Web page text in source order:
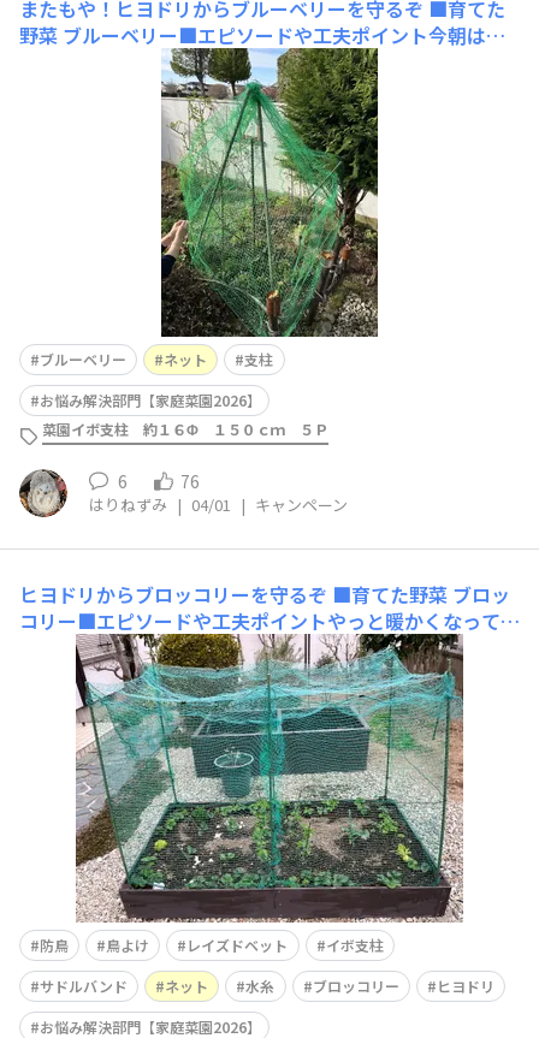
またもや！ヒヨドリからブルーベリーを守るぞ ■育てた
野菜 ブルーベリー■エピソードや工夫ポイント今朝は雨
が上がり爽やかな朝でした。ヒヨドリの嬉しそうな声が聞
こえるなと庭を見ると、なんということでしょう、ヒヨド
リが膨らみだしたばかりのブルーベリーの花を食べていま
した。私に気付いて飛び去る時には蕾をくわえているよう
に見えました。その早業
ブルーベリー ネット
支柱
お悩み解決部門【家庭菜園2026】
菜園イボ支柱 約１６Φ １５０ｃｍ ５Ｐ
6 76
はりねずみ | 04/01 | キャンペーン
ヒヨドリからブロッコリーを守るぞ ■育てた野菜 ブロッ
コリー■エピソードや工夫ポイントやっと暖かくなってき
て苗も出回りだし今年も家庭菜園始動しました。レイズド
ベットにブロッコリー,スナップエンドウ、初挑戦のそら
豆、イタリアンパセリ、リーフレタスの種まきを終了。大
満足で水やりを終えて休憩。主人が庭にいたので安心して
お隣さんと
防鳥 鳥よけ レイズドベット
イボ支柱
サドルバンド
ネット 水糸 ブロッコリー
ヒヨドリ
お悩み解決部門【家庭菜園2026】